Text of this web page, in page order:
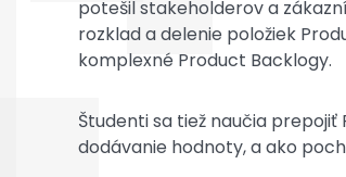
potešil stakeholderov a
rozklad a delenie položiek
komplexné Product Backlogy.
Študenti sa tiež naučia
dodávanie hodnoty, a ako